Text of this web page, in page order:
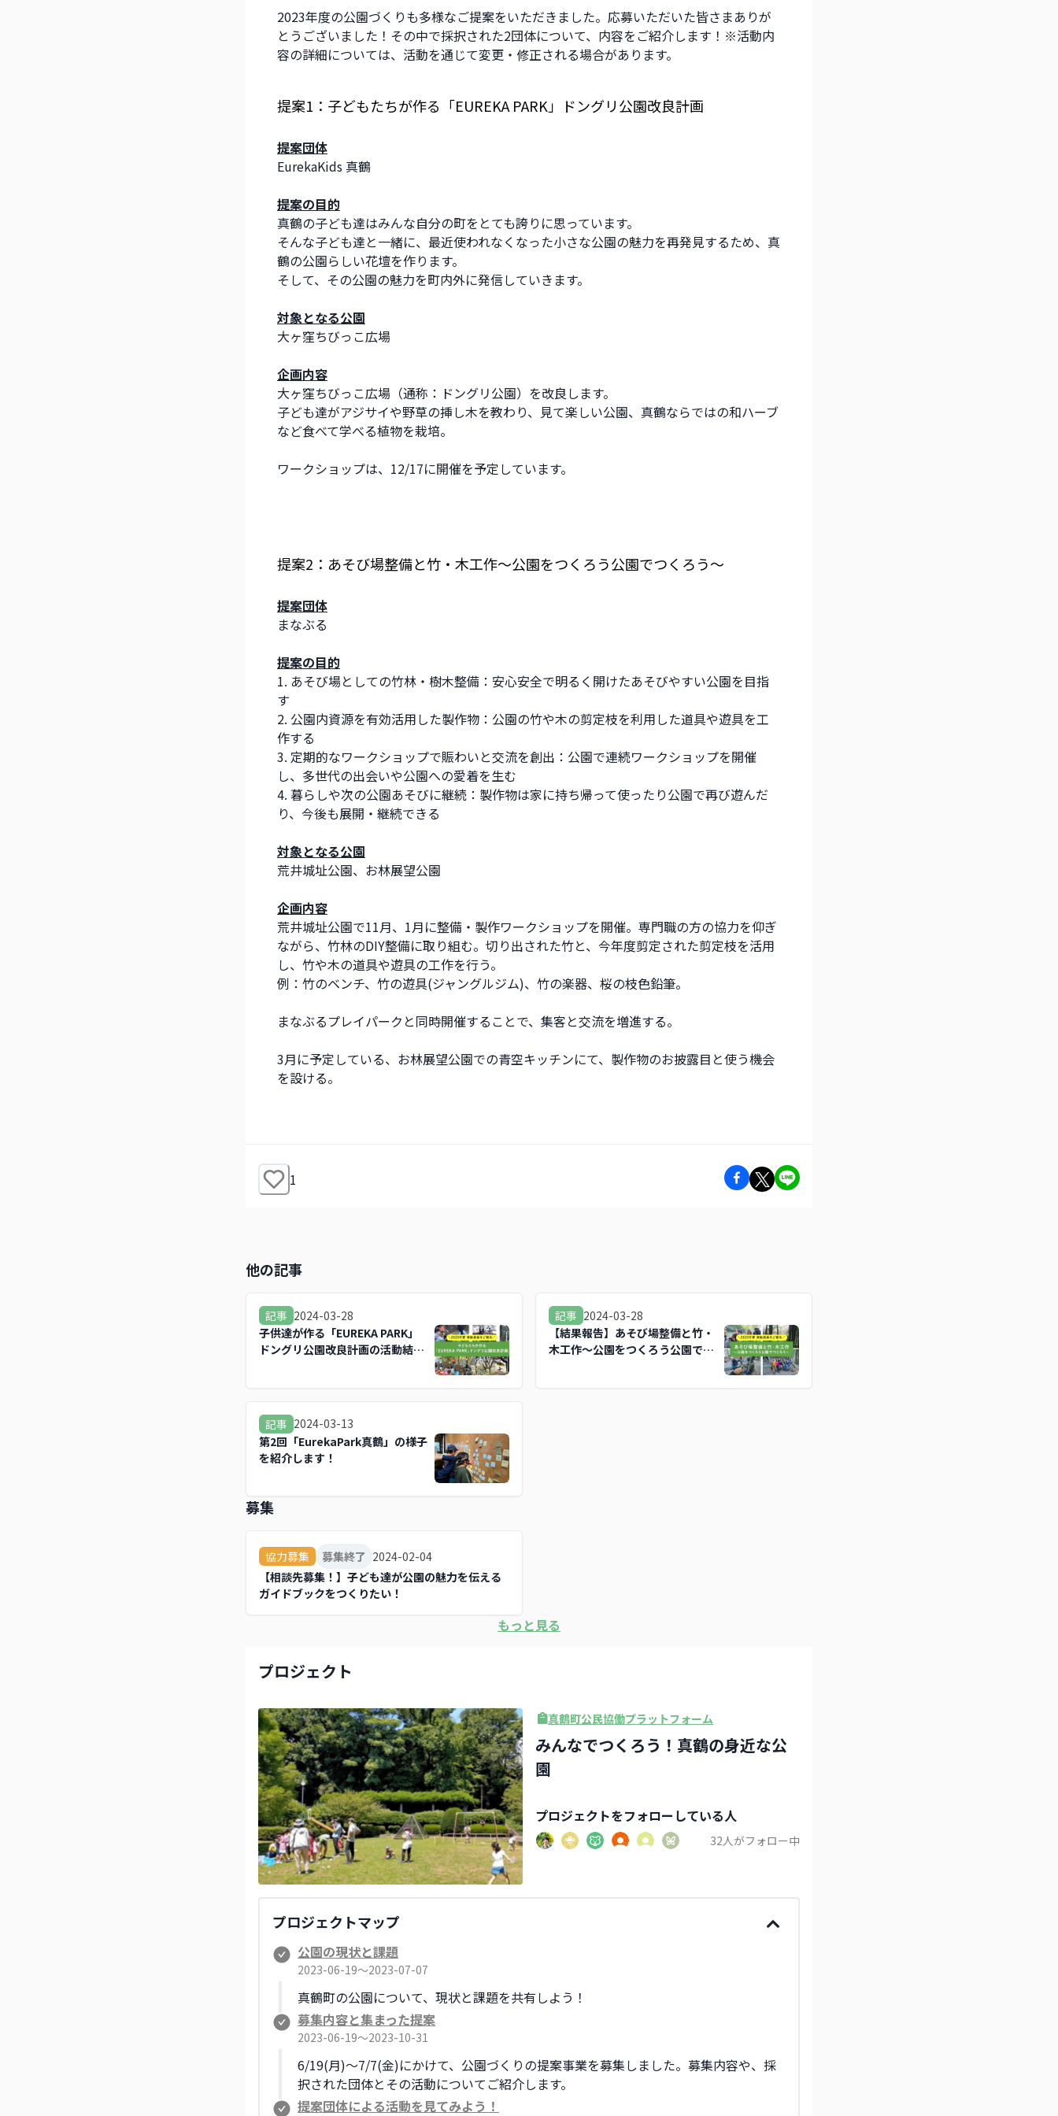
2023年度の公園づくりも多様なご提案をいただきました。応募いただいた皆さまありが
とうございました！その中で採択された2団体について、内容をご紹介します！※活動内
容の詳細については、活動を通じて変更・修正される場合があります。
提案1：子どもたちが作る「EUREKA PARK」ドングリ公園改良計画
提案団体
EurekaKids 真鶴
提案の目的
真鶴の子ども達はみんな自分の町をとても誇りに思っています。
そんな子ども達と一緒に、最近使われなくなった小さな公園の魅力を再発見するため、真
鶴の公園らしい花壇を作ります。
そして、その公園の魅力を町内外に発信していきます。
対象となる公園
大ヶ窪ちびっこ広場
企画内容
大ヶ窪ちびっこ広場（通称：ドングリ公園）を改良します。
子ども達がアジサイや野草の挿し木を教わり、見て楽しい公園、真鶴ならではの和ハーブ
など食べて学べる植物を栽培。
ワークショップは、12/17に開催を予定しています。
提案2：あそび場整備と竹・木工作～公園をつくろう公園でつくろう～
提案団体
まなぶる
提案の目的
1. あそび場としての竹林・樹木整備：安心安全で明るく開けたあそびやすい公園を目指
す
2. 公園内資源を有効活用した製作物：公園の竹や木の剪定枝を利用した道具や遊具を工
作する
3. 定期的なワークショップで賑わいと交流を創出：公園で連続ワークショップを開催
し、多世代の出会いや公園への愛着を生む
4. 暮らしや次の公園あそびに継続：製作物は家に持ち帰って使ったり公園で再び遊んだ
り、今後も展開・継続できる
対象となる公園
荒井城址公園、お林展望公園
企画内容
荒井城址公園で11月、1月に整備・製作ワークショップを開催。専門職の方の協力を仰ぎ
ながら、竹林のDIY整備に取り組む。切り出された竹と、今年度剪定された剪定枝を活用
し、竹や木の道具や遊具の工作を行う。
例：竹のベンチ、竹の遊具(ジャングルジム)、竹の楽器、桜の枝色鉛筆。
まなぶるプレイパークと同時開催することで、集客と交流を増進する。
3月に予定している、お林展望公園での青空キッチンにて、製作物のお披露目と使う機会
を設ける。
1
他の記事
記事 2024-03-28
子供達が作る「EUREKA PARK」
ドングリ公園改良計画の活動結
記事 2024-03-28
【結果報告】あそび場整備と竹・
木工作～公園をつくろう公園でつ
記事 2024-03-13
第2回「EurekaPark真鶴」の様子
を紹介します！
募集
協力募集 募集終了 2024-02-04
【相談先募集！】子ども達が公園の魅力を伝える
ガイドブックをつくりたい！
もっと見る
プロジェクト
真鶴町公民協働プラットフォーム
みんなでつくろう！真鶴の身近な公
園
プロジェクトをフォローしている人
32人がフォロー中
プロジェクトマップ
公園の現状と課題
2023-06-19〜2023-07-07
真鶴町の公園について、現状と課題を共有しよう！
募集内容と集まった提案
2023-06-19〜2023-10-31
6/19(月)～7/7(金)にかけて、公園づくりの提案事業を募集しました。募集内容や、採
択された団体とその活動についてご紹介します。
提案団体による活動を見てみよう！